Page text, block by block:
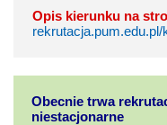
Opis kierunku na
Obecnie trwa
niestacjonarne